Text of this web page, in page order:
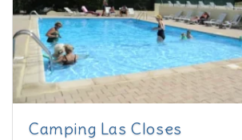
Camping Las Closes